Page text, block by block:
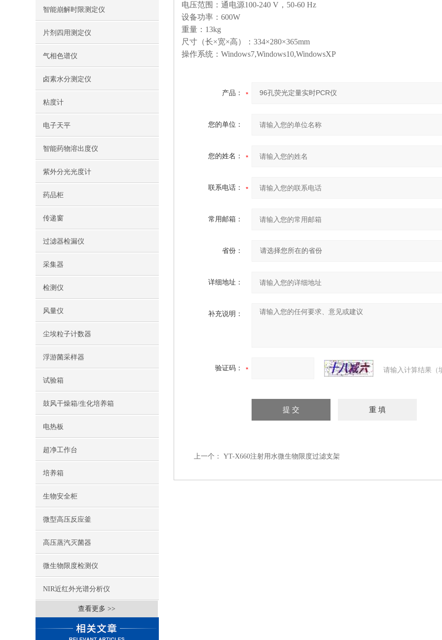
智能崩解时限测定仪
片剂四用测定仪
气相色谱仪
卤素水分测定仪
粘度计
电子天平
智能药物溶出度仪
紫外分光光度计
药品柜
传递窗
过滤器检漏仪
采集器
检测仪
风量仪
尘埃粒子计数器
浮游菌采样器
试验箱
鼓风干燥箱/生化培养箱
电热板
超净工作台
培养箱
生物安全柜
微型高压反应釜
高压蒸汽灭菌器
微生物限度检测仪
NIR近红外光谱分析仪
查看更多 >>
电压范围：通电源100-240 V，50-60 Hz
设备功率：600W
重量：13kg
尺寸（长×宽×高）：334×280×365mm
操作系统：Windows7,Windows10,WindowsXP
产品：
您的单位：
您的姓名：
联系电话：
常用邮箱：
省份：
详细地址：
补充说明：
验证码： 请输入计算结果（
上一个： YT-X660注射用水微生物限度过滤支架